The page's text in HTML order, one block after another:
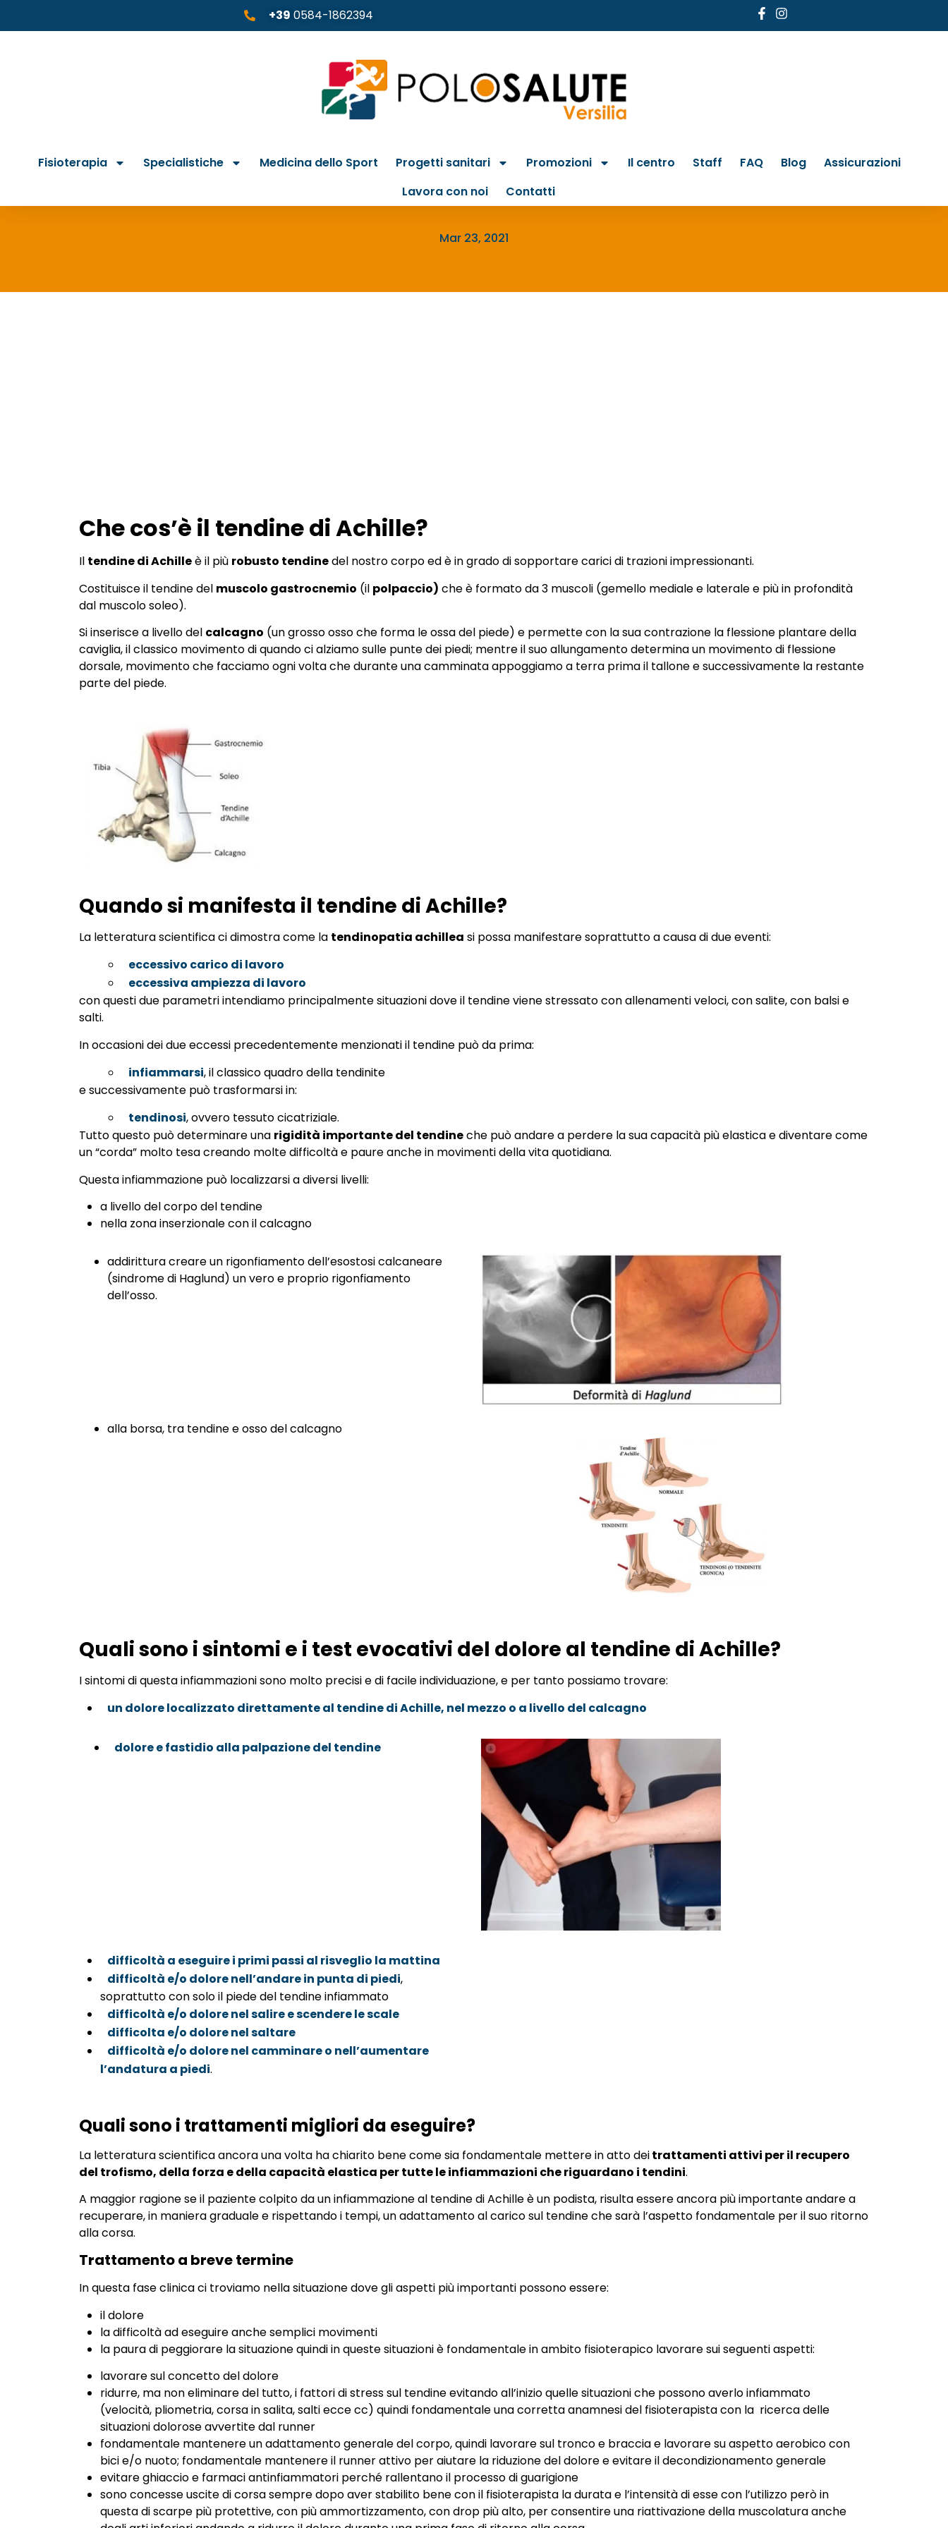
+39 0584-1862394
Fisioterapia Specialistiche Medicina dello Sport Progetti sanitari Promozioni Il centro Staff FAQ Blog
Assicurazioni
Lavora con noi
Contatti
Hai il Tendine di Achille infiammato?
Mar 23, 2021
Che cos’è il tendine di Achille?
Il tendine di Achilleè il più robusto tendinedel nostro corpo ed è in grado di sopportare carici di trazioni impressionanti.
Costituisce il tendine del muscolo gastrocnemio (il polpaccio) che è formato da 3 muscoli (gemello mediale e laterale e più in profondità
dal muscolo soleo).
Si inserisce a livello del calcagno (un grosso osso che forma le ossa del piede) e permette con la sua contrazione la flessione plantare della
caviglia, il classico movimento di quando ci alziamo sulle punte dei piedi; mentre il suo allungamento determina un movimento di flessione
dorsale, movimento che facciamo ogni volta che durante una camminata appoggiamo a terra prima il tallone e successivamente la restante
parte del piede.
Quando si manifesta il tendine di Achille?
La letteratura scientifica ci dimostra come la tendinopatia achillea si possa manifestare soprattutto a causa di due eventi:
eccessivo carico di lavoro
eccessiva ampiezza di lavoro
con questi due parametri intendiamo principalmente situazioni dove il tendine viene stressato con allenamenti veloci, con salite, con balsi e
salti.
In occasioni dei due eccessi precedentemente menzionati il tendine può da prima:
infiammarsi, il classico quadro della tendinite
e successivamente può trasformarsi in:
tendinosi, ovvero tessuto cicatriziale.
Tutto questo può determinare una rigidità importante del tendineche può andare a perdere la sua capacità più elastica e diventare come
un “corda” molto tesa creando molte difficoltà e paure anche in movimenti della vita quotidiana.
Questa infiammazione può localizzarsi a diversi livelli:
a livello del corpo del tendine
nella zona inserzionale con il calcagno
addirittura creare un rigonfiamento dell’esostosi calcaneare
(sindrome di Haglund) un vero e proprio rigonfiamento
dell’osso.
alla borsa, tra tendine e osso del calcagno
Quali sono i sintomi e i test evocativi del dolore al tendine di Achille?
I sintomi di questa infiammazioni sono molto precisi e di facile individuazione, e per tanto possiamo trovare:
un dolore localizzato direttamente al tendine di Achille, nel mezzo o a livello del calcagno
dolore e fastidio alla palpazione del tendine
difficoltà a eseguire i primi passi al risveglio la mattina
difficoltà e/o dolore nell’andare in punta di piedi,
soprattutto con solo il piede del tendine infiammato
difficoltà e/o dolore nel salire e scendere le scale
difficolta e/o dolore nel saltare
difficoltà e/o dolore nel camminare o nell’aumentare
l’andatura a piedi.
Quali sono i trattamenti migliori da eseguire?
La letteratura scientifica ancora una volta ha chiarito bene come sia fondamentale mettere in atto deitrattamenti attivi per il recupero
del trofismo, della forza e della capacità elastica per tutte le infiammazioni che riguardano i tendini.
A maggior ragione se il paziente colpito da un infiammazione al tendine di Achille è un podista, risulta essere ancora più importante andare a
recuperare, in maniera graduale e rispettando i tempi, un adattamento al carico sul tendine che sarà l’aspetto fondamentale per il suo ritorno
alla corsa.
Trattamento a breve termine
In questa fase clinica ci troviamo nella situazione dove gli aspetti più importanti possono essere:
il dolore
la difficoltà ad eseguire anche semplici movimenti
la paura di peggiorare la situazione quindi in queste situazioni è fondamentale in ambito fisioterapico lavorare sui seguenti aspetti:
lavorare sul concetto del dolore
ridurre, ma non eliminare del tutto, i fattori di stress sul tendine evitando all’inizio quelle situazioni che possono averlo infiammato
(velocità, pliometria, corsa in salita, salti ecce cc) quindi fondamentale una corretta anamnesi del fisioterapista con la ricerca delle
situazioni dolorose avvertite dal runner
fondamentale mantenere un adattamento generale del corpo, quindi lavorare sul tronco e braccia e lavorare su aspetto aerobico con
bici e/o nuoto; fondamentale mantenere il runner attivo per aiutare la riduzione del dolore e evitare il decondizionamento generale
evitare ghiaccio e farmaci antinfiammatori perché rallentano il processo di guarigione
sono concesse uscite di corsa sempre dopo aver stabilito bene con il fisioterapista la durata e l’intensità di esse con l’utilizzo però in
questa di scarpe più protettive, con più ammortizzamento, con drop più alto, per consentire una riattivazione della muscolatura anche